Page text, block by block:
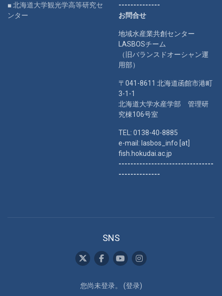
■ 北海道大学観光学高等研究セ
ンター
--------------
お問合せ
地域水産業共創センター
LASBOSチーム
（旧バランスドオーシャン運
用部）
〒041-8611 北海道函館市港町
3-1-1
北海道大学水産学部 管理研
究棟106号室
TEL: 0138-40-8885
e-mail: lasbos_info [at]
fish.hokudai.ac.jp
--------------------------------
--------------
SNS
您尚未登录。 (登录)